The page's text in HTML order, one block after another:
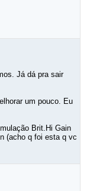
Já dá pra sair
um pouco. Eu
Brit.Hi Gain
(acho q foi esta q vc